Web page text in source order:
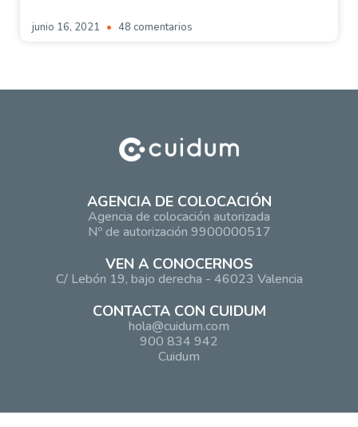
junio 16, 2021 48 comentarios
AGENCIA DE COLOCACIÓN
Agencia de colocación autorizada
Nº de autorización 9900000517
VEN A CONOCERNOS
C/ Lebón 19, bajo derecha - 46023 Valencia
CONTACTA CON CUIDUM
hola@cuidum.com
900 834 942
Cuidum